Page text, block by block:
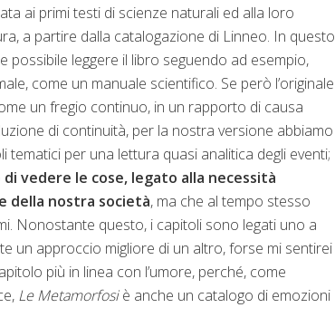
ai primi testi di scienze naturali ed alla loro
a partire dalla catalogazione di Linneo. In questo
possibile leggere il libro seguendo ad esempio,
come un manuale scientifico. Se però l’originale
un fregio continuo, in un rapporto di causa
di continuità, per la nostra versione abbiamo
tematici per una lettura quasi analitica degli eventi;
vedere le cose, legato alla necessità
della nostra società, ma che al tempo stesso
Nonostante questo, i capitoli sono legati uno a
un approccio migliore di un altro, forse mi sentirei
più in linea con l’umore, perché, come
Le Metamorfosiè anche un catalogo di emozioni